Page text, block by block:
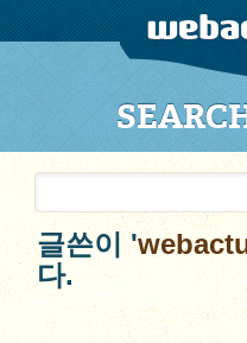
글쓴이 '
다.